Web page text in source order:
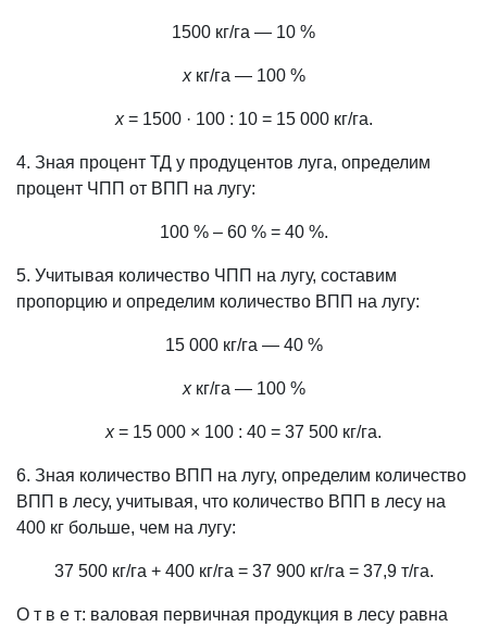
1500 кг/га — 10 %
хкг/га — 100 %
х= 1500 · 100 : 10 = 15 000 кг/га.
4. Зная процент ТД у продуцентов луга, определим
процент ЧПП от ВПП на лугу:
100 % – 60 % = 40 %.
5. Учитывая количество ЧПП на лугу, составим
пропорцию и определим количество ВПП на лугу:
15 000 кг/га — 40 %
хкг/га — 100 %
х= 15 000 × 100 : 40 = 37 500 кг/га.
6. Зная количество ВПП на лугу, определим количество
ВПП в лесу, учитывая, что количество ВПП в лесу на
400 кг больше, чем на лугу:
37 500 кг/га + 400 кг/га = 37 900 кг/га = 37,9 т/га.
О т в е т: валовая первичная продукция в лесу равна